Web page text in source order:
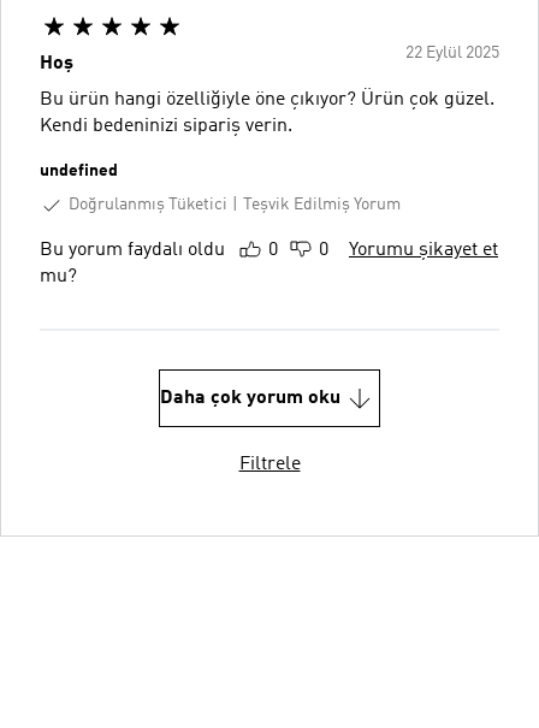
22 Eylül 2025
Hoş
Bu ürün hangi özelliğiyle öne çıkıyor? Ürün çok güzel.
Kendi bedeninizi sipariş verin.
undefined
Doğrulanmış Tüketici
Teşvik Edilmiş Yorum
Bu yorum faydalı oldu
mu?
0 0 Yorumu şikayet et
Daha çok yorum oku
Filtrele